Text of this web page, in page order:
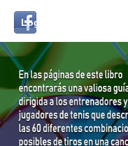
Log in with...